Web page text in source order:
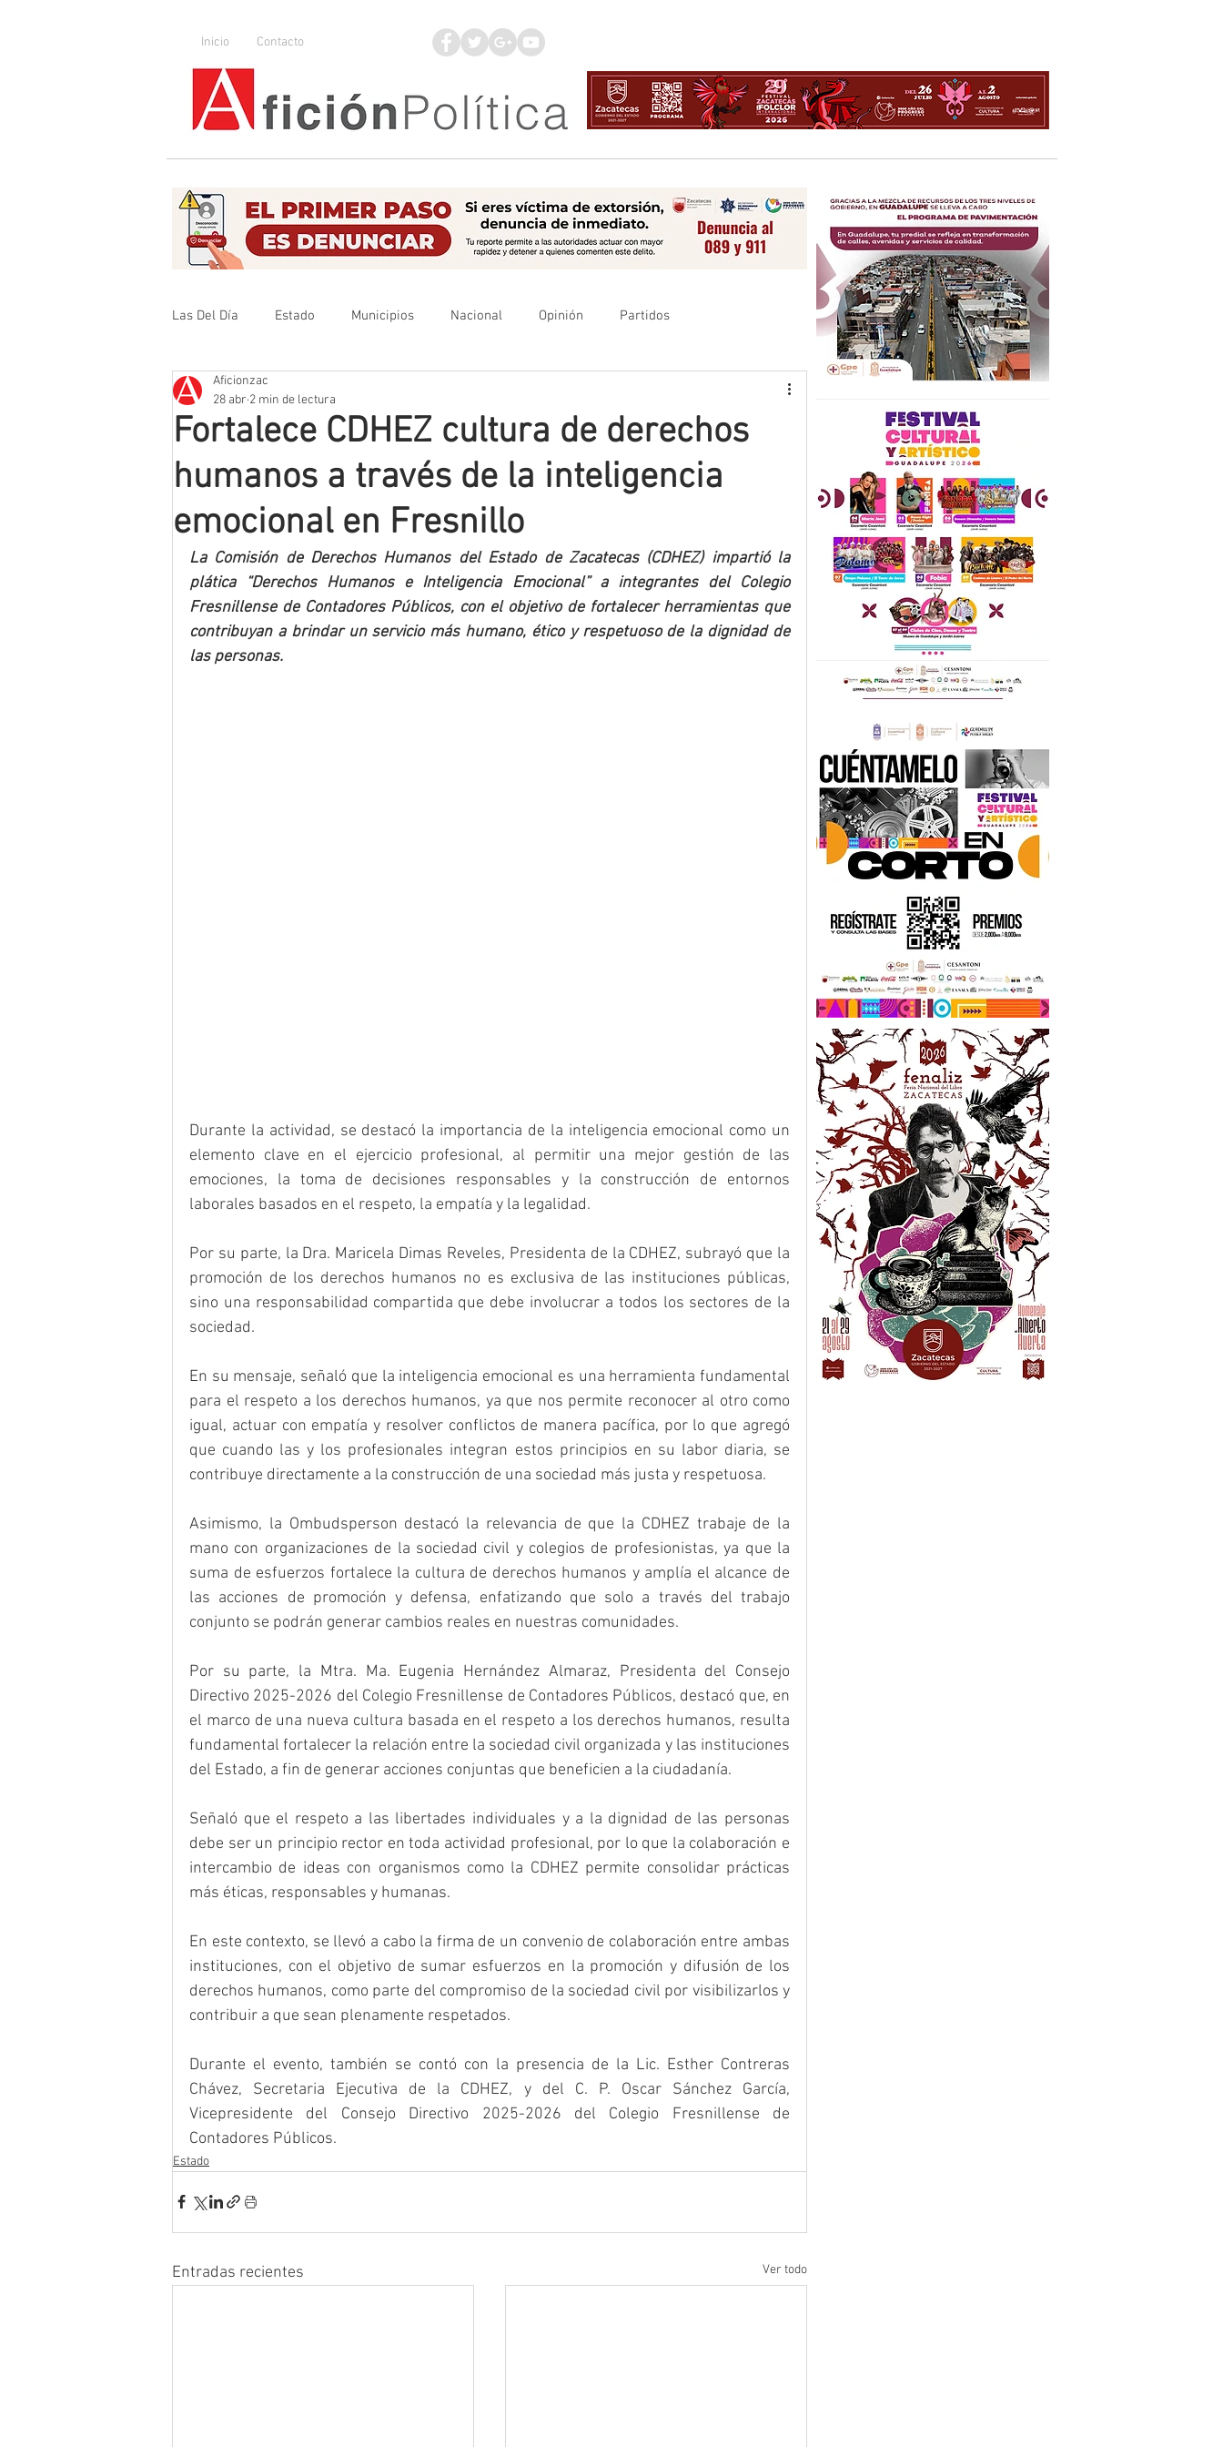
Inicio Contacto
Las Del Día Estado Municipios Nacional Opinión Partidos
Que no se olvide
Fortalece CDHEZ cultura de derechos
humanos a través de la inteligencia
emocional en Fresnillo
Aficionzac
28 abr 2 min de lectura
La Comisión de Derechos Humanos del Estado de Zacatecas (CDHEZ) impartió la
plática “Derechos Humanos e Inteligencia Emocional” a integrantes del Colegio
Fresnillense de Contadores Públicos, con el objetivo de fortalecer herramientas que
contribuyan a brindar un servicio más humano, ético y respetuoso de la dignidad de
las personas.
Durante la actividad, se destacó la importancia de la inteligencia emocional como un
elemento clave en el ejercicio profesional, al permitir una mejor gestión de las
emociones, la toma de decisiones responsables y la construcción de entornos
laborales basados en el respeto, la empatía y la legalidad.
Por su parte, la Dra. Maricela Dimas Reveles, Presidenta de la CDHEZ, subrayó que la
promoción de los derechos humanos no es exclusiva de las instituciones públicas,
sino una responsabilidad compartida que debe involucrar a todos los sectores de la
sociedad.
En su mensaje, señaló que la inteligencia emocional es una herramienta fundamental
para el respeto a los derechos humanos, ya que nos permite reconocer al otro como
igual, actuar con empatía y resolver conflictos de manera pacífica, por lo que agregó
que cuando las y los profesionales integran estos principios en su labor diaria, se
contribuye directamente a la construcción de una sociedad más justa y respetuosa.
Asimismo, la Ombudsperson destacó la relevancia de que la CDHEZ trabaje de la
mano con organizaciones de la sociedad civil y colegios de profesionistas, ya que la
suma de esfuerzos fortalece la cultura de derechos humanos y amplía el alcance de
las acciones de promoción y defensa, enfatizando que solo a través del trabajo
conjunto se podrán generar cambios reales en nuestras comunidades.
Por su parte, la Mtra. Ma. Eugenia Hernández Almaraz, Presidenta del Consejo
Directivo 2025-2026 del Colegio Fresnillense de Contadores Públicos, destacó que, en
el marco de una nueva cultura basada en el respeto a los derechos humanos, resulta
fundamental fortalecer la relación entre la sociedad civil organizada y las instituciones
del Estado, a fin de generar acciones conjuntas que beneficien a la ciudadanía.
Señaló que el respeto a las libertades individuales y a la dignidad de las personas
debe ser un principio rector en toda actividad profesional, por lo que la colaboración e
intercambio de ideas con organismos como la CDHEZ permite consolidar prácticas
más éticas, responsables y humanas.
En este contexto, se llevó a cabo la firma de un convenio de colaboración entre ambas
instituciones, con el objetivo de sumar esfuerzos en la promoción y difusión de los
derechos humanos, como parte del compromiso de la sociedad civil por visibilizarlos y
contribuir a que sean plenamente respetados.
Durante el evento, también se contó con la presencia de la Lic. Esther Contreras
Chávez, Secretaria Ejecutiva de la CDHEZ, y del C. P. Oscar Sánchez García,
Vicepresidente del Consejo Directivo 2025-2026 del Colegio Fresnillense de
Contadores Públicos.
Estado
Entradas recientes Ver todo